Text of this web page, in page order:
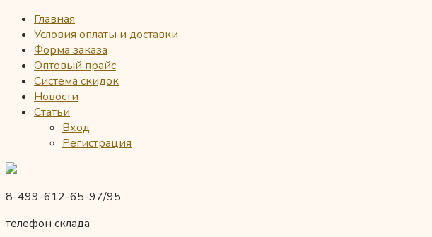
Главная
Условия оплаты и доставки
Форма заказа
Оптовый прайс
Система скидок
Новости
Статьи
Вход
Регистрация
8-499-612-65-97/95
телефон склада